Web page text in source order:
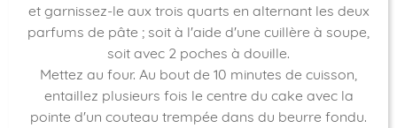
et garnissez-le aux trois quarts en alternant les deux
parfums de pâte ; soit à l'aide d'une cuillère à soupe,
soit avec 2 poches à douille.
Mettez au four. Au bout de 10 minutes de cuisson,
entaillez plusieurs fois le centre du cake avec la
pointe d'un couteau trempée dans du beurre fondu.